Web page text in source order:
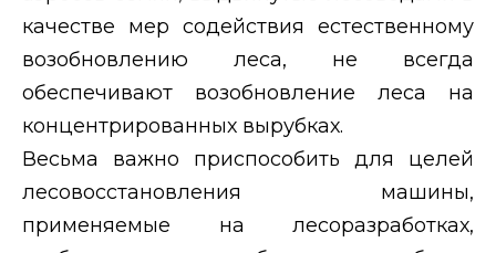
качестве мер содействия естественному
возобновлению леса, не всегда
обеспечивают возобновление леса на
концентрированных вырубках.
Весьма важно приспособить для целей
лесовосстановления машины,
применяемые на лесоразработках,